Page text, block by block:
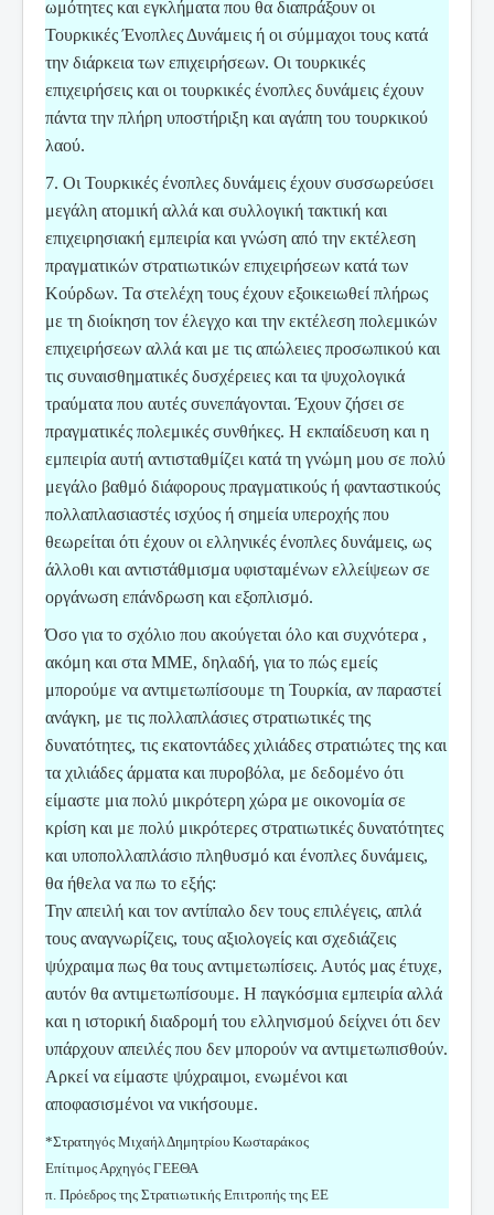
ωμότητες και εγκλήματα που θα διαπράξουν οι
Τουρκικές Ένοπλες Δυνάμεις ή οι σύμμαχοι τους κατά
την διάρκεια των επιχειρήσεων. Οι τουρκικές
επιχειρήσεις και οι τουρκικές ένοπλες δυνάμεις έχουν
πάντα την πλήρη υποστήριξη και αγάπη του τουρκικού
λαού.
7. Οι Τουρκικές ένοπλες δυνάμεις έχουν συσσωρεύσει
μεγάλη ατομική αλλά και συλλογική τακτική και
επιχειρησιακή εμπειρία και γνώση από την εκτέλεση
πραγματικών στρατιωτικών επιχειρήσεων κατά των
Κούρδων. Τα στελέχη τους έχουν εξοικειωθεί πλήρως
με τη διοίκηση τον έλεγχο και την εκτέλεση πολεμικών
επιχειρήσεων αλλά και με τις απώλειες προσωπικού και
τις συναισθηματικές δυσχέρειες και τα ψυχολογικά
τραύματα που αυτές συνεπάγονται. Έχουν ζήσει σε
πραγματικές πολεμικές συνθήκες. Η εκπαίδευση και η
εμπειρία αυτή αντισταθμίζει κατά τη γνώμη μου σε πολύ
μεγάλο βαθμό διάφορους πραγματικούς ή φανταστικούς
πολλαπλασιαστές ισχύος ή σημεία υπεροχής που
θεωρείται ότι έχουν οι ελληνικές ένοπλες δυνάμεις, ως
άλλοθι και αντιστάθμισμα υφισταμένων ελλείψεων σε
οργάνωση επάνδρωση και εξοπλισμό.
Όσο για το σχόλιο που ακούγεται όλο και συχνότερα ,
ακόμη και στα ΜΜΕ, δηλαδή, για το πώς εμείς
μπορούμε να αντιμετωπίσουμε τη Τουρκία, αν παραστεί
ανάγκη, με τις πολλαπλάσιες στρατιωτικές της
δυνατότητες, τις εκατοντάδες χιλιάδες στρατιώτες της και
τα χιλιάδες άρματα και πυροβόλα, με δεδομένο ότι
είμαστε μια πολύ μικρότερη χώρα με οικονομία σε
κρίση και με πολύ μικρότερες στρατιωτικές δυνατότητες
και υποπολλαπλάσιο πληθυσμό και ένοπλες δυνάμεις,
θα ήθελα να πω το εξής:
Την απειλή και τον αντίπαλο δεν τους επιλέγεις, απλά
τους αναγνωρίζεις, τους αξιολογείς και σχεδιάζεις
ψύχραιμα πως θα τους αντιμετωπίσεις. Αυτός μας έτυχε,
αυτόν θα αντιμετωπίσουμε. Η παγκόσμια εμπειρία αλλά
και η ιστορική διαδρομή του ελληνισμού δείχνει ότι δεν
υπάρχουν απειλές που δεν μπορούν να αντιμετωπισθούν.
Αρκεί να είμαστε ψύχραιμοι, ενωμένοι και
αποφασισμένοι να νικήσουμε.
*Στρατηγός Μιχαήλ Δημητρίου Κωσταράκος
Επίτιμος Αρχηγός ΓΕΕΘΑ
π. Πρόεδρος της Στρατιωτικής Επιτροπής της ΕΕ